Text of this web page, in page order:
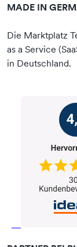
MADE IN
Die Marktplatz
as a Service
in Deutschland.